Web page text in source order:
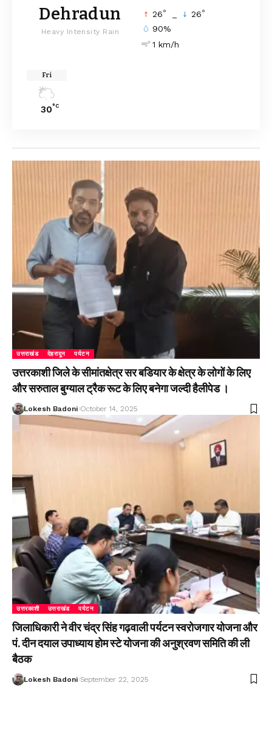
Dehradun
Heavy Intensity Rain
26° 26°
90%
1 km/h
Fri
30°C
उत्तराखंड देहरादून पर्यटन
उत्तरकाशी जिले के सीमांतक्षेत्र सर बडियार के क्षेत्र के लोगों के लिए
और सरुताल बुग्याल ट्रैक रूट के लिए बनेगा जल्दी हैलीपेड ।
Lokesh Badoni October 14, 2025
उत्तरकाशी उत्तराखंड पर्यटन
जिलाधिकारी ने वीर चंद्र सिंह गढ़वाली पर्यटन स्वरोजगार योजना और
पं. दीन दयाल उपाध्याय होम स्टे योजना की अनुश्रवण समिति की ली
बैठक
Lokesh Badoni September 22, 2025